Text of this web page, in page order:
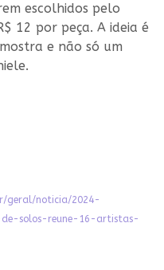
escolhidos pelo
12 por peça. A ideia é
e não só um
geral/noticia/2024-
solos-reune-16-artistas-